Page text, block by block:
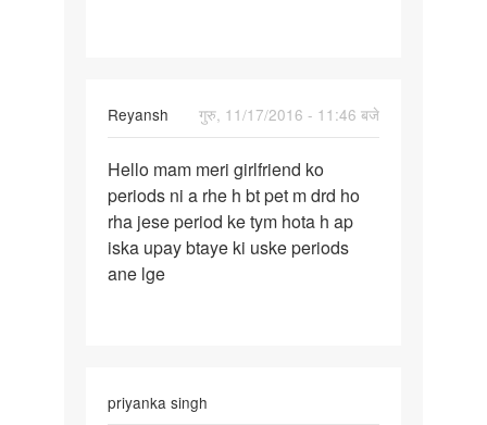
Reyansh
गुरु, 11/17/2016 - 11:46 बजे
Hello
mam
meri
girlfriend
ko
Hello mam meri girlfriend ko
periods ni a rhe h bt pet m drd ho
rha jese period ke tym hota h ap
iska upay btaye ki uske periods
ane lge
priyanka singh